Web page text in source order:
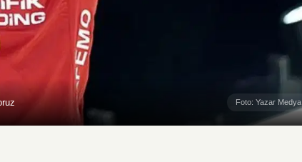
Foto: Yazar Medya